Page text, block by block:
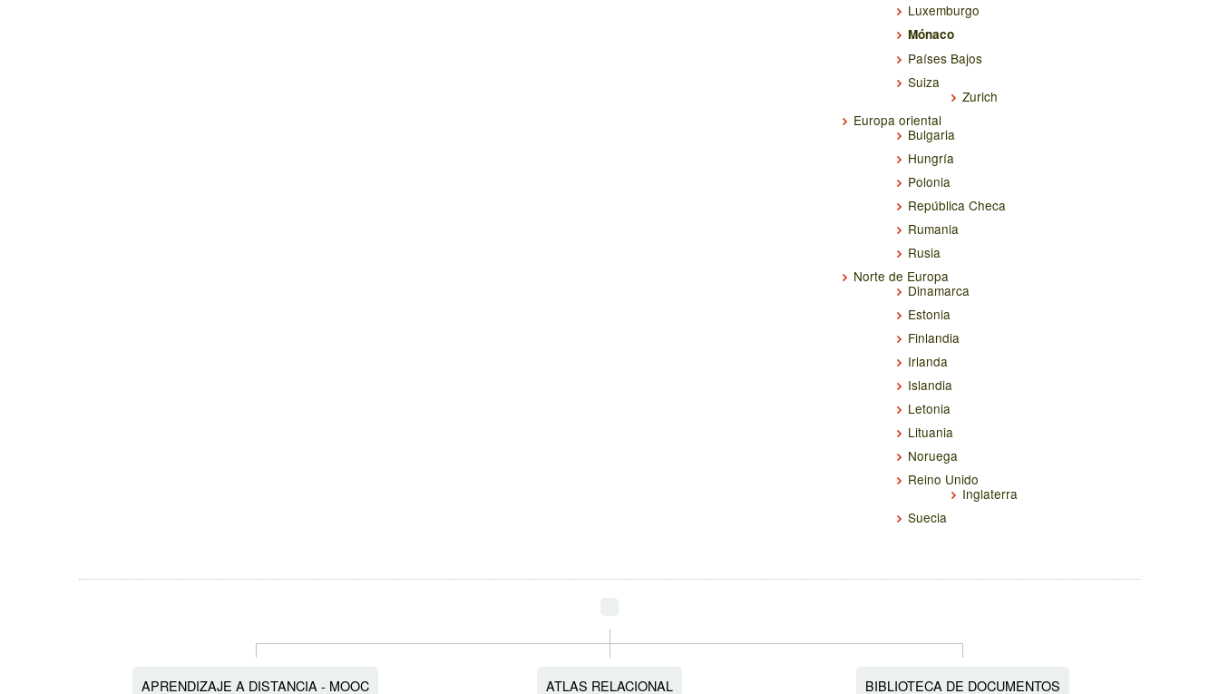
Luxemburgo
Mónaco
Países Bajos
Suiza
Zurich
Europa oriental
Bulgaria
Hungría
Polonia
República Checa
Rumania
Rusia
Norte de Europa
Dinamarca
Estonia
Finlandia
Irlanda
Islandia
Letonia
Lituania
Noruega
Reino Unido
Inglaterra
Suecia
APRENDIZAJE A DISTANCIA - MOOC ATLAS RELACIONAL BIBLIOTECA DE DOCUMENTOS